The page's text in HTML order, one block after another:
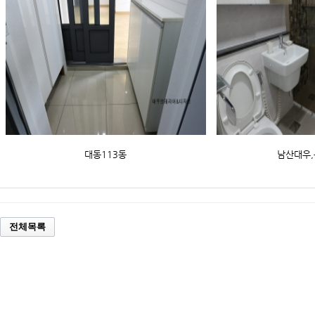
대동113동 남산대우
전체목록